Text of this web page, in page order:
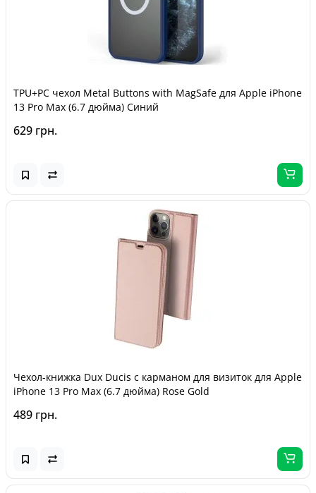
TPU+PC чехол Metal Buttons with MagSafe для Apple iPhone
13 Pro Max (6.7 дюйма) Синий
629 грн.
Чехол-книжка Dux Ducis с карманом для визиток для Apple
iPhone 13 Pro Max (6.7 дюйма) Rose Gold
489 грн.